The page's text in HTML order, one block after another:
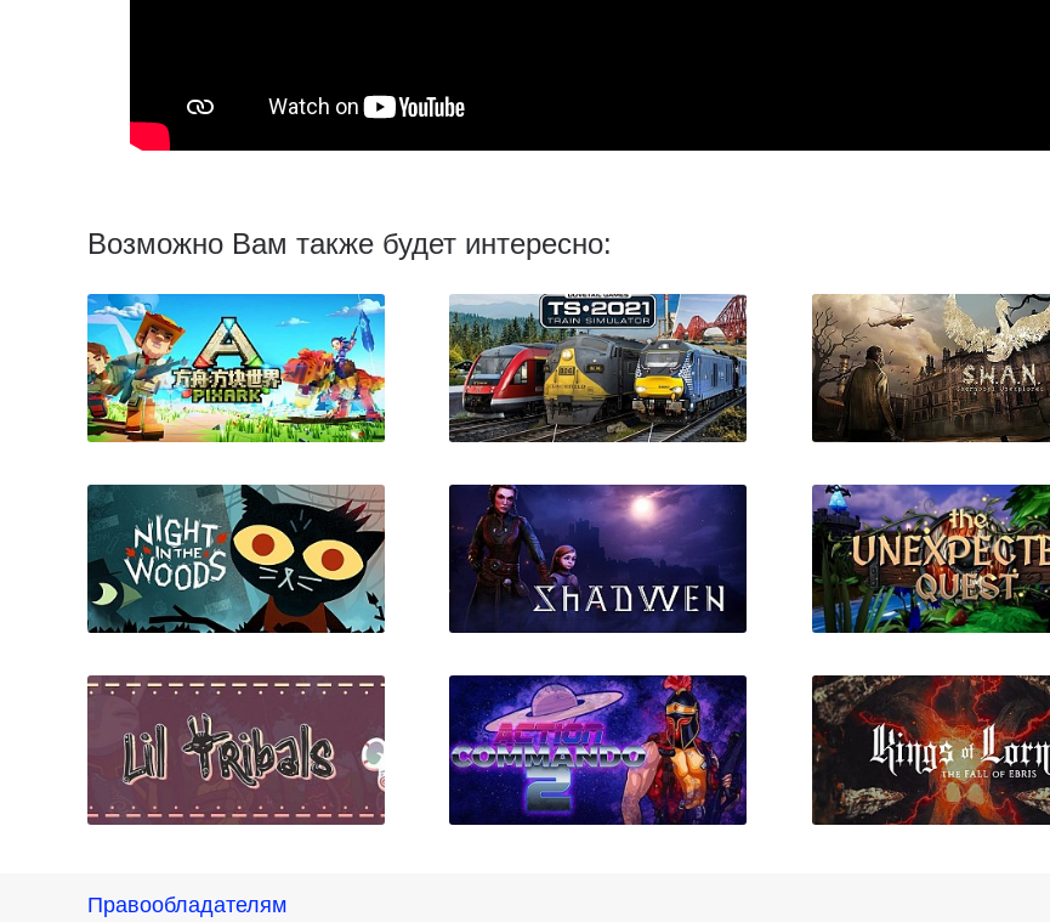
Возможно Вам также будет интересно:
PixARK Train Simulator 2020
S.W.A.N.: Chernobyl
Правообладателям